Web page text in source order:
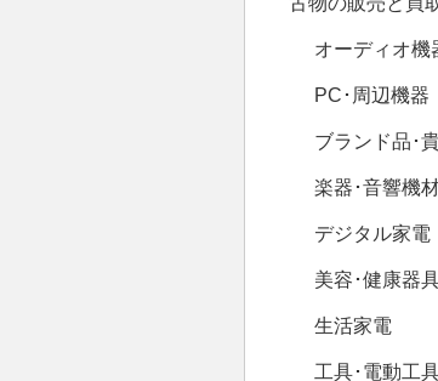
オーディオ機
PC･周辺機器
ブランド品･
楽器･音響機
デジタル家電
美容･健康器
生活家電
工具･電動工